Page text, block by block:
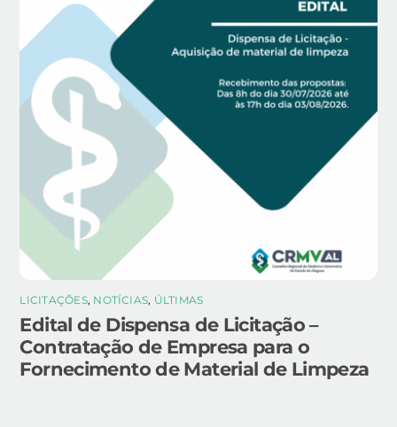
LICITAÇÕES, NOTÍCIAS, ÚLTIMAS
Edital de Dispensa de Licitação –
Contratação de Empresa para o
Fornecimento de Material de Limpeza